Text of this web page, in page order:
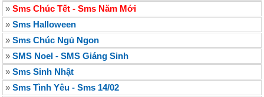
» Sms Chúc Tết - Sms Năm Mới
» Sms Halloween
» Sms Chúc Ngủ Ngon
» SMS Noel - SMS Giáng Sinh
» Sms Sinh Nhật
» Sms Tình Yêu - Sms 14/02